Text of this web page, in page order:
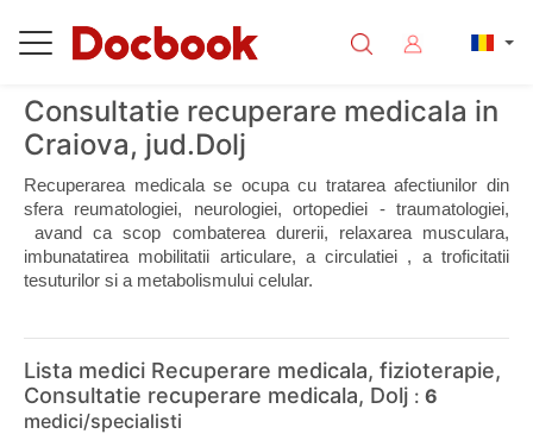
Consultatie recuperare medicala in
Craiova, jud.Dolj
Recuperarea medicala se ocupa cu tratarea afectiunilor din
sfera reumatologiei, neurologiei, ortopediei - traumatologiei,
avand ca scop combaterea durerii, relaxarea musculara,
imbunatatirea mobilitatii articulare, a circulatiei , a troficitatii
tesuturilor si a metabolismului celular.
Lista medici Recuperare medicala, fizioterapie,
Consultatie recuperare medicala, Dolj : 6
medici/specialisti